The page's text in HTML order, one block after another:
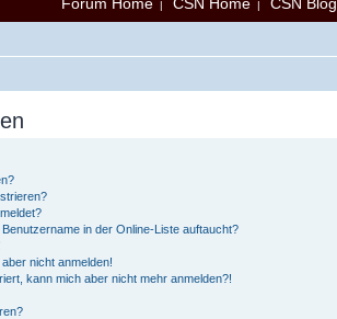
| |
in der Online-Liste auftaucht?
nicht anmelden!
kann mich aber nicht mehr anmelden?!